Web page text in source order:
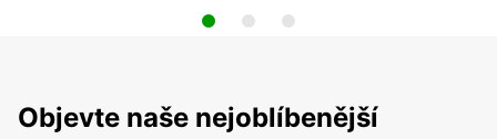
Objevte naše nejoblíbenější